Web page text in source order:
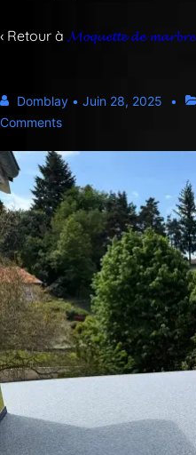
‹ Retour à 𝓜𝓸𝓺𝓾𝓮𝓽𝓽𝓮 𝓭𝓮 𝓶𝓪𝓻𝓫𝓻𝓮
Domblay • Juin 28, 2025
Comments